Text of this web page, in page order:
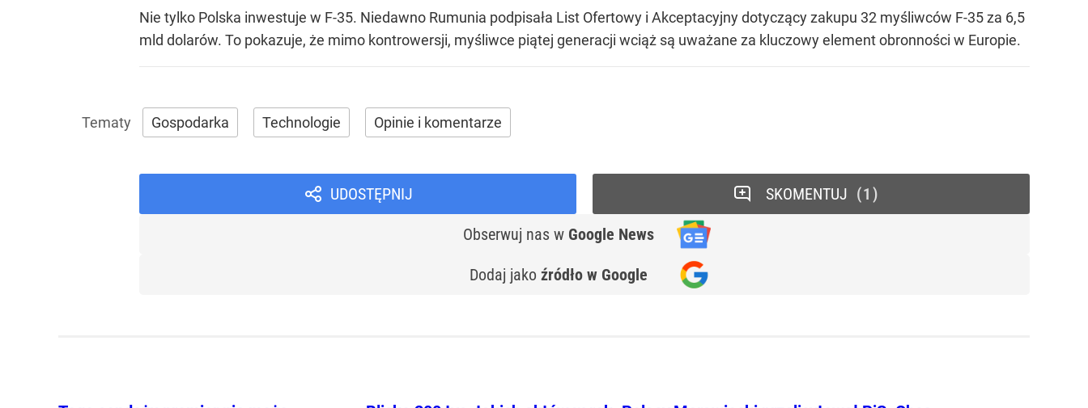
Nie tylko Polska inwestuje w F-35. Niedawno Rumunia podpisała List Ofertowy i Akceptacyjny dotyczący zakupu 32 myśliwców F-35 za 6,5
mld dolarów. To pokazuje, że mimo kontrowersji, myśliwce piątej generacji wciąż są uważane za kluczowy element obronności w Europie.
Gospodarka Technologie Opinie i komentarze
UDOSTĘPNIJ
Obserwuj nas w Google News
Dodaj jako źródło w Google
SKOMENTUJ 1